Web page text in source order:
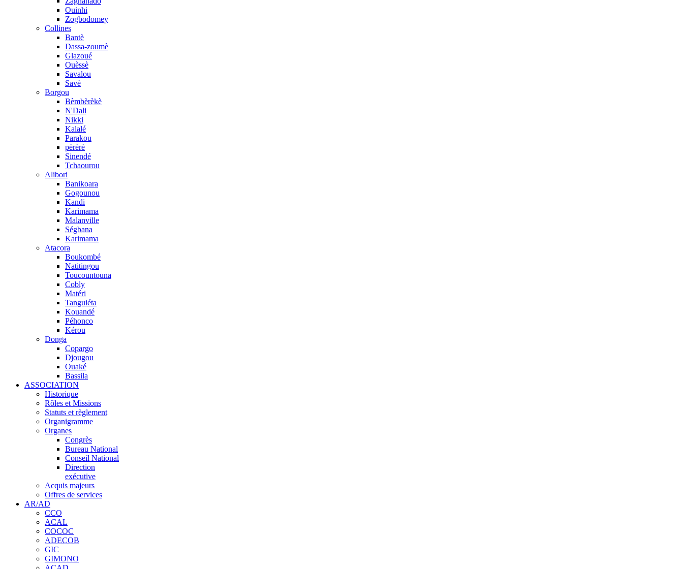
Ouinhi
Zogbodomey
Collines
Bantè
Dassa-zoumè
Glazoué
Ouèssè
Savalou
Savè
Borgou
Bèmbèrèkè
N'Dali
Nikki
Kalalé
Parakou
pèrèrè
Sinendé
Tchaourou
Alibori
Banikoara
Gogounou
Kandi
Karimama
Malanville
Ségbana
Karimama
Atacora
Boukombé
Natitingou
Toucountouna
Cobly
Matéri
Tanguiéta
Kouandé
Péhonco
Kérou
Donga
Copargo
Djougou
Ouaké
Bassila
ASSOCIATION
Historique
Rôles et Missions
Statuts et règlement
Organigramme
Organes
Congrès
Bureau National
Conseil National
Direction
exécutive
Acquis majeurs
Offres de services
AR/AD
CCO
ACAL
COCOC
ADECOB
GIC
GIMONO